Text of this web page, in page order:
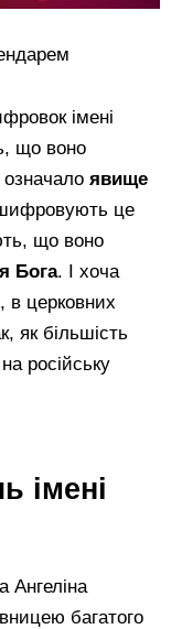
імені
що воно
означало явище
це
що воно
Бога. І хоча
в церковних
як більшість
російську
імені
Ангеліна
багатого